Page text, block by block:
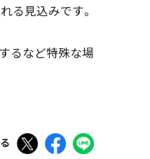
る見込みです。
るなど特殊な場